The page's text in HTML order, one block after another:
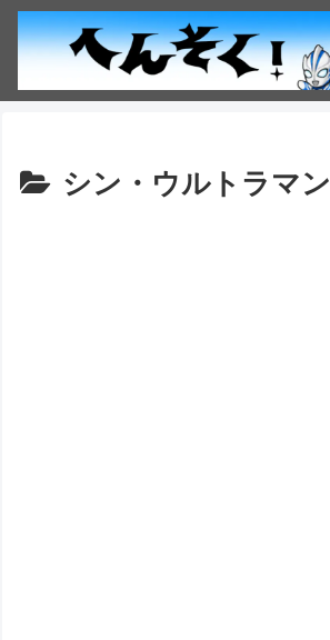
シン・ウルトラマン